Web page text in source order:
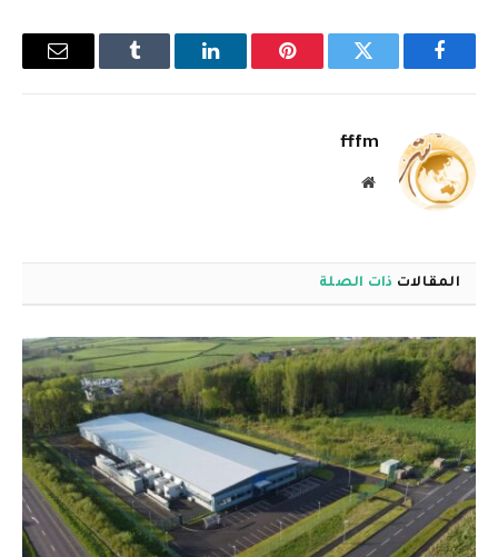
فيسبوك تويتر بينتيريستلينكدإن Tumblr
البريد
fffm
موقع
المقالات ذات الصلة